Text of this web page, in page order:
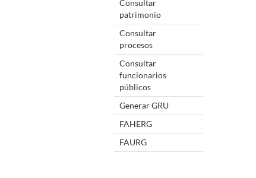
Consultar
patrimonio
Consultar
procesos
Consultar
funcionarios
públicos
Generar GRU
FAHERG
FAURG